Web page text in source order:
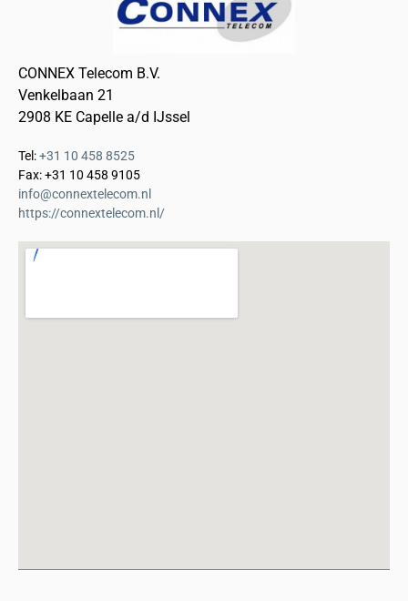
CONNEX Telecom B.V.
Venkelbaan 21
2908 KE Capelle a/d IJssel
Tel:+31 10 458 8525
Fax: +31 10 458 9105
info@connextelecom.nl
https://connextelecom.nl/